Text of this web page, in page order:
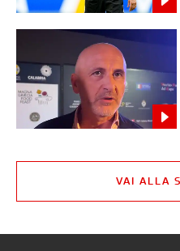
VAI ALLA